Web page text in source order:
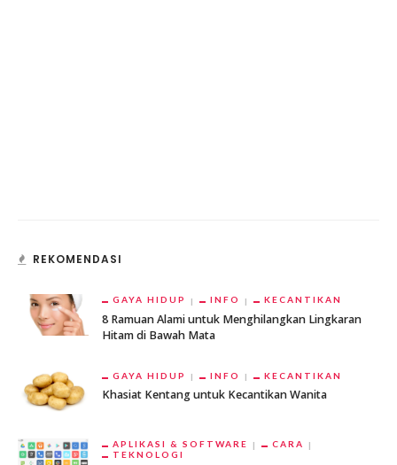
REKOMENDASI
GAYA HIDUP INFO KECANTIKAN
8 Ramuan Alami untuk Menghilangkan Lingkaran
Hitam di Bawah Mata
GAYA HIDUP INFO KECANTIKAN
Khasiat Kentang untuk Kecantikan Wanita
APLIKASI & SOFTWARE
CARA
TEKNOLOGI